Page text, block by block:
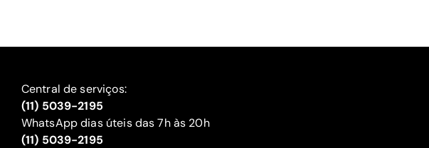
Central de serviços:
(11) 5039-2195
WhatsApp dias úteis das 7h às 20h
(11) 5039-2195